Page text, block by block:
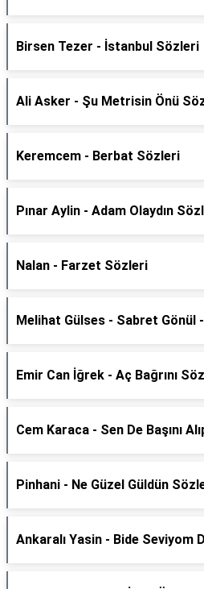
Birsen Tezer - İstanbul Sözleri
Ali Asker - Şu Metrisin Önü
Keremcem - Berbat Sözleri
Pınar Aylin - Adam Olaydın
Nalan - Farzet Sözleri
Melihat Gülses - Sabret Gönül
Emir Can İğrek - Aç Bağrını
Cem Karaca - Sen De Başını
Pinhani - Ne Güzel Güldün
Ankaralı Yasin - Bide Seviyom